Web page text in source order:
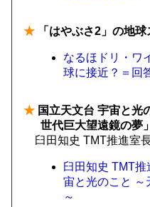
★ 「はやぶさ2」の地
なるほドリ・ワ
球に接近？＝回
★ 国立天文台 宇宙と光
世代巨大望遠鏡の夢」
臼田知史 TMT推進室
臼田知史 TMT
宙と光のこと ～
～